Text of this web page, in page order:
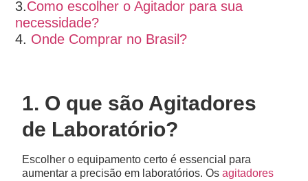
3.Como escolher o Agitador para sua
necessidade?
4. Onde Comprar no Brasil?
1. O que são Agitadores
de Laboratório?
Escolher o equipamento certo é essencial para
aumentar a precisão em laboratórios. Osagitadores